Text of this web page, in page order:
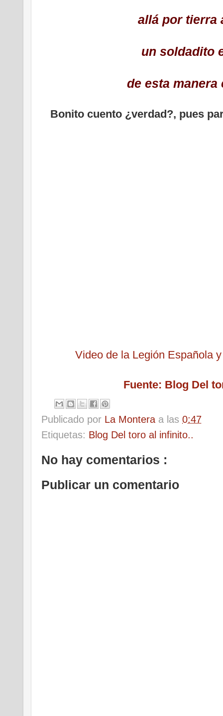
allá por tierra
un soldadito
de esta manera
Bonito cuento ¿verdad?, pues
Video de la Legión Española
Fuente: Blog Del
Publicado por La Montera a las 0:47
Etiquetas: Blog Del toro al infinito..
No hay comentarios :
Publicar un comentario